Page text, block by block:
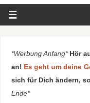
*Werbung Anfang* Hör
an! Es geht um deine
sich für Dich ändern,
Ende*